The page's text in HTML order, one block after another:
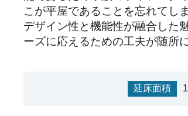
こが平屋であることを忘れてし
デザイン性と機能性が融合した
ーズに応えるための工夫が随所
延床面積